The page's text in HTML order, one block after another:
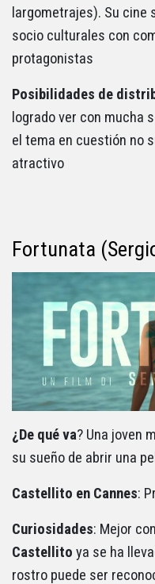
largometrajes). Su cine
socio culturales con
protagonistas
Posibilidades de
logrado ver con mucha
el tema en cuestión no
atractivo
Fortunata
¿De qué va? Una joven
su sueño de abrir una
Castellito en Cannes:
Curiosidades: Mejor
Castellito ya se ha
rostro puede ser